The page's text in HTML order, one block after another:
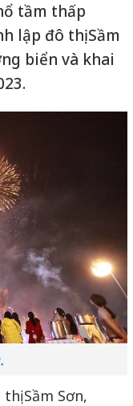
tầm thấp
lập đô thị Sầm
biển và khai
Sầm Sơn,